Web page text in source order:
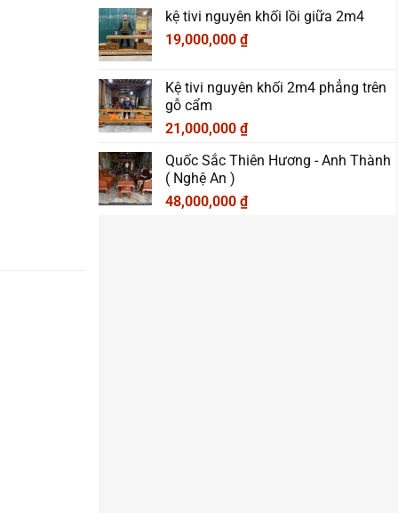
kệ tivi nguyên khối lồi giữa 2m4
19,000,000 ₫
Kệ tivi nguyên khối 2m4 phẳng trên
gỗ cẩm
21,000,000 ₫
Quốc Sắc Thiên Hương - Anh Thành
( Nghệ An )
48,000,000 ₫